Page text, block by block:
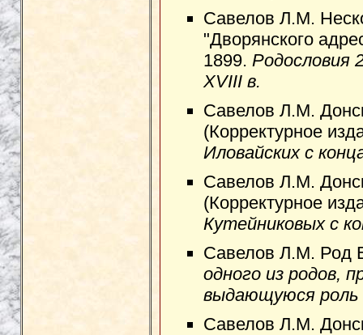
Савелов Л.М.
"Дворянского
1899. Родословия
XVIII в.
Савелов Л.М.
(Корректурное
Иловайских с
Савелов Л.М.
(Корректурное
Кутейниковых с
Савелов Л.М. Род
одного из родов,
выдающуюся роль
Савелов Л.М.